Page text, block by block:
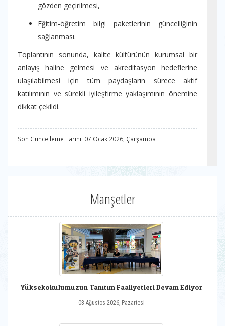
gözden geçirilmesi,
Eğitim-öğretim bilgi paketlerinin güncelliğinin
sağlanması.
Toplantının sonunda, kalite kültürünün kurumsal bir
anlayış haline gelmesi ve akreditasyon hedeflerine
ulaşılabilmesi için tüm paydaşların sürece aktif
katılımının ve sürekli iyileştirme yaklaşımının önemine
dikkat çekildi.
Son Güncelleme Tarihi: 07 Ocak 2026, Çarşamba
Manşetler
Yüksekokulumuzun Tanıtım Faaliyetleri Devam Ediyor
03 Ağustos 2026, Pazartesi